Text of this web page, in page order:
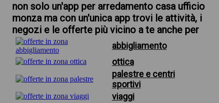
non solo un'app per arredamento casa ufficio
monza ma con un'unica app trovi le attività, i
negozi e le offerte più vicino a te anche per
abbigliamento
ottica
palestre e centri
sportivi
viaggi